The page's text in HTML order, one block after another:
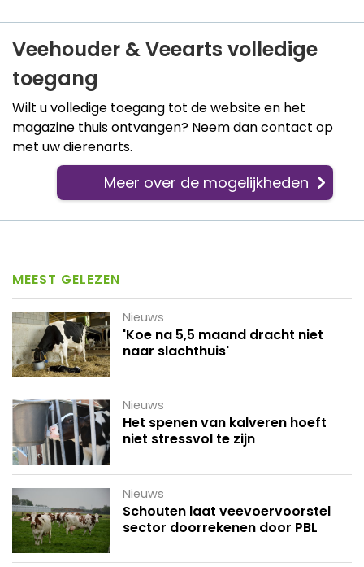
Veehouder & Veearts volledige
toegang
Wilt u volledige toegang tot de website en het
magazine thuis ontvangen? Neem dan contact op
met uw dierenarts.
Meer over de mogelijkheden
MEEST GELEZEN
Nieuws
'Koe na 5,5 maand dracht niet
naar slachthuis'
Nieuws
Het spenen van kalveren hoeft
niet stressvol te zijn
Nieuws
Schouten laat veevoervoorstel
sector doorrekenen door PBL